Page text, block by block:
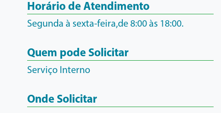
Horário de Atendimento
Segunda à sexta-feira,de 8:00 às 18:00.
Quem pode Solicitar
Serviço Interno
Onde Solicitar